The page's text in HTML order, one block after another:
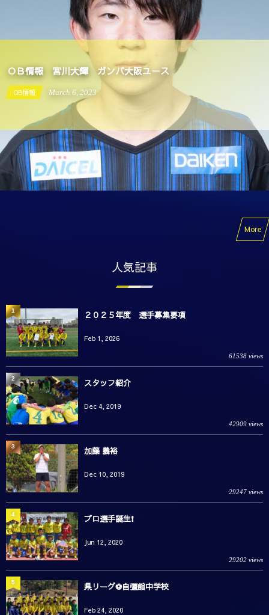
ＯＢ情報 宮川大輝 ガンバ大阪ユース
OB情報 March 6 2023
More
人気記事
２０２５年度 選手募集要項
Feb 1, 2026
61538 views
1
スタッフ紹介
Dec 4, 2019
42909 views
2
加藤 義裕
Dec 10, 2019
29247 views
3
プロ選手誕生❗️
Jun 12, 2020
29202 views
4
県リーグ⚽️自彊館中学校
Feb 24, 2020
5